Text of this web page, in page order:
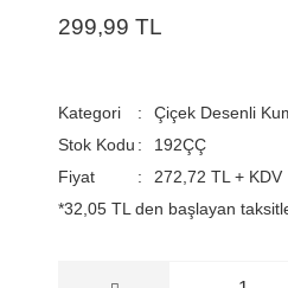
299,99 TL
Kategori Çiçek Desenli
Stok Kodu
192ÇÇ
Fiyat
272,72 TL + KDV
*32,05 TL den başlayan